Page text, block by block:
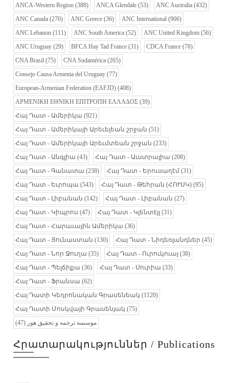
ANCA-Western Region (388) ANCA Glendale (53) ANC Australia (432)
ANC Canada (270) ANC Greece (36) ANC International (906)
ANC Lebanon (111) ANC South America (52) ANC United Kingdom (56)
ANC Uruguay (29) BFCA Hay Tad France (31) CDCA France (78)
CNA Brasil (75) CNA Sudamérica (265)
Consejo Causa Armenia del Uruguay (77)
European-Armenian Federation (EAFJD) (408)
ΑΡΜΕΝΙΚΗ ΕΘΝΙΚΗ ΕΠΙΤΡΟΠΗ ΕΛΛΑΔΟΣ (39)
Հայ Դատ - Ամերիկա (921)
Հայ Դատ - Ամերիկայի Արեւելեան շրջան (51)
Հայ Դատ - Ամերիկայի Արեւմտեան շրջան (233)
Հայ Դատ - Անգլիա (43) Հայ Դատ - Աւստրալիա (208)
Հայ Դատ - Գանատա (238) Հայ Դատ - Երուսաղէմ (31)
Հայ Դատ - Եւրոպա (543) Հայ Դատ - Թեհրան (ՀՈՒՍԿ) (95)
Հայ Դատ - Լիբանան (142) Հայ Դատ - Լիբանան (27)
Հայ Դատ - Կիպրոս (47) Հայ Դատ - Կլենտէյլ (31)
Հայ Դատ - Հարաւային Ամերիկա (36)
Հայ Դատ - Յունաստան (130) Հայ Դատ - Նիդեռլանդներ (45)
Հայ Դատ - Նոր Ջուղա (35) Հայ Դատ - Ուրուկուայ (38)
Հայ Դատ - Պելճիքա (36) Հայ Դատ - Սուրիա (33)
Հայ Դատ - Ֆրանսա (62)
Հայ Դատի Կեդրոնական Գրասենեակ (1120)
Հայ Դատի Մոսկվայի Գրասենյակ (75)
موسسه ترجمه و تحقیق هور (47)
Հրատարակություններ / Publications